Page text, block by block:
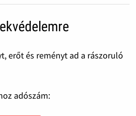
erőt és reményt ad a rászoruló
adószám: